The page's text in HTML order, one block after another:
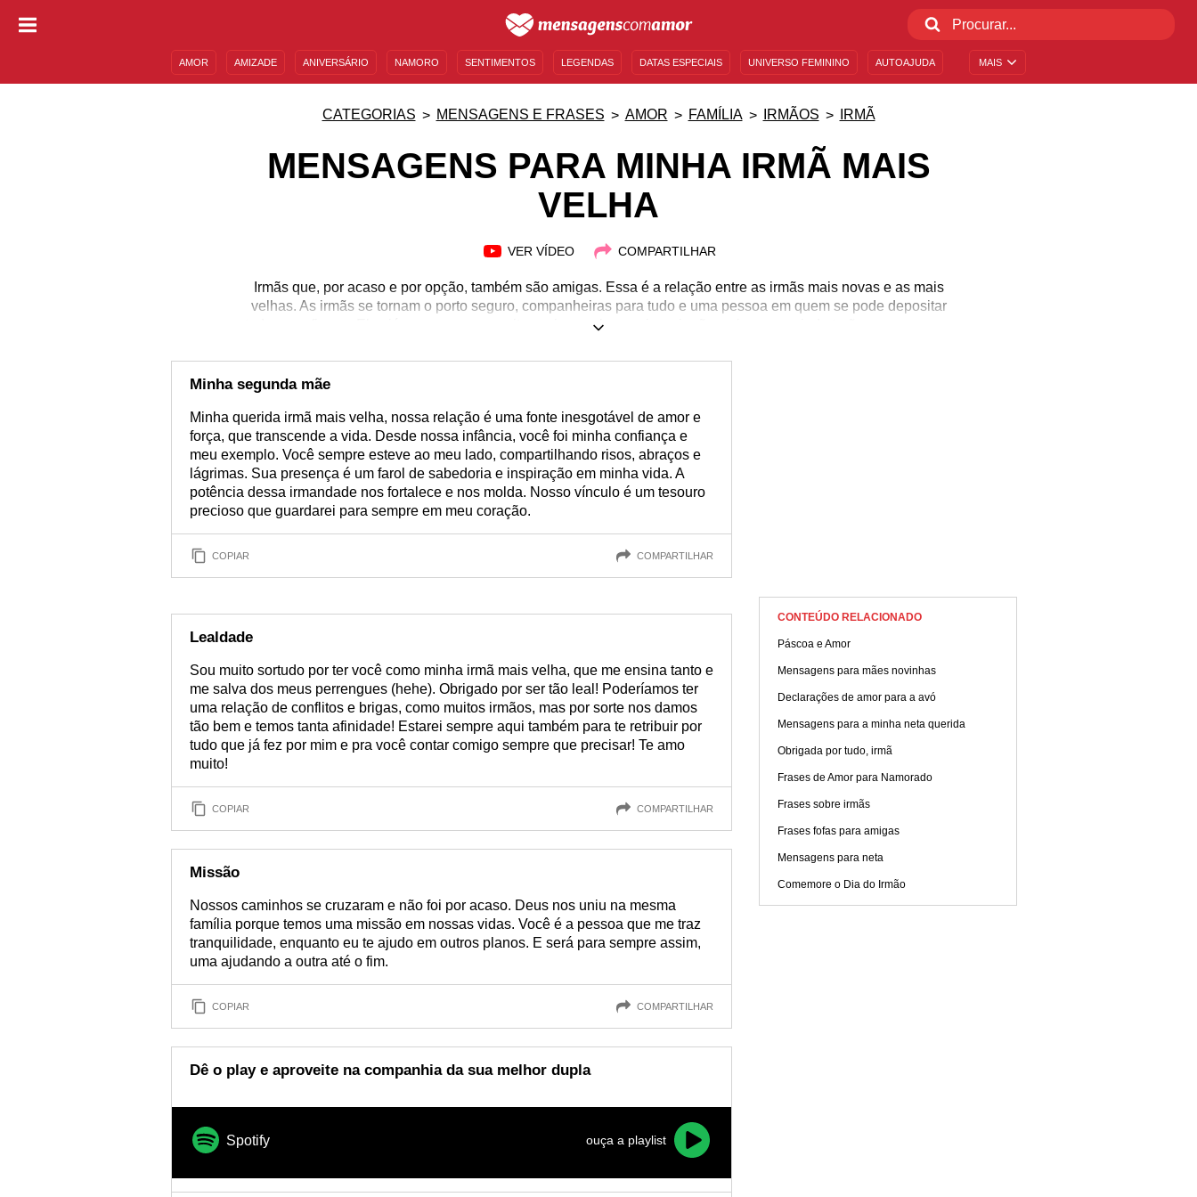
MAIS
AMOR AMIZADE ANIVERSÁRIO NAMORO SENTIMENTOS LEGENDAS DATAS ESPECIAIS UNIVERSO FEMININO AUTOAJUDA
CATEGORIAS MENSAGENS E FRASES AMOR FAMÍLIA IRMÃOS IRMÃ
MENSAGENS PARA MINHA IRMÃ MAIS
VELHA
VER VÍDEO COMPARTILHAR
Irmãs que, por acaso e por opção, também são amigas. Essa é a relação entre as irmãs mais novas e as mais
velhas. As irmãs se tornam o porto seguro, companheiras para tudo e uma pessoa em quem se pode depositar
toda a confiança. Elas já passaram por muitas coisas pelas quais as irmãs mais novas ainda terão que passar e,
provocações, brincadeiras e piadas internas que só elas entendem. Agradeça à sua irmã por dividir tantos
momentos da vida com você. Não deixe de mostrar como você a aprecia. Demonstre esses sentimentos com
Minha segunda mãe
Minha querida irmã mais velha, nossa relação é uma fonte inesgotável de amor e
força, que transcende a vida. Desde nossa infância, você foi minha confiança e
meu exemplo. Você sempre esteve ao meu lado, compartilhando risos, abraços e
lágrimas. Sua presença é um farol de sabedoria e inspiração em minha vida. A
potência dessa irmandade nos fortalece e nos molda. Nosso vínculo é um tesouro
precioso que guardarei para sempre em meu coração.
COPIAR COMPARTILHAR
Lealdade
Sou muito sortudo por ter você como minha irmã mais velha, que me ensina tanto e
me salva dos meus perrengues (hehe). Obrigado por ser tão leal! Poderíamos ter
uma relação de conflitos e brigas, como muitos irmãos, mas por sorte nos damos
tão bem e temos tanta afinidade! Estarei sempre aqui também para te retribuir por
tudo que já fez por mim e pra você contar comigo sempre que precisar! Te amo
muito!
COPIAR COMPARTILHAR
Missão
Nossos caminhos se cruzaram e não foi por acaso. Deus nos uniu na mesma
família porque temos uma missão em nossas vidas. Você é a pessoa que me traz
tranquilidade, enquanto eu te ajudo em outros planos. E será para sempre assim,
uma ajudando a outra até o fim.
COPIAR COMPARTILHAR
Dê o play e aproveite na companhia da sua melhor dupla
Spotify ouça a playlist
CONTEÚDO RELACIONADO
Páscoa e Amor
Mensagens para mães novinhas
Declarações de amor para a avó
Mensagens para a minha neta querida
Obrigada por tudo, irmã
Frases de Amor para Namorado
Frases sobre irmãs
Frases fofas para amigas
Mensagens para neta
Comemore o Dia do Irmão